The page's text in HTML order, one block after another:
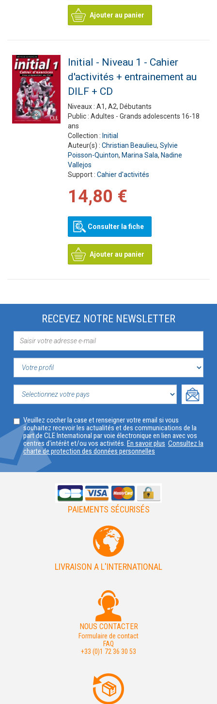
Ajouter au panier
Initial - Niveau 1 - Cahier
d'activités + entrainement au
DILF + CD
Niveaux : A1, A2, Débutants
Public : Adultes - Grands adolescents 16-18
ans
Collection : Initial
Auteur(s) : Christian Beaulieu, Sylvie
Poisson-Quinton, Marina Sala, Nadine
Vallejos
Support : Cahier d'activités
14,80 €
Consulter la fiche
Ajouter au panier
RECEVEZ NOTRE NEWSLETTER
VOTRE
PROFIL
VOTRE
PAYS
Veuillez cocher la case et renseigner votre email si vous
souhaitez recevoir les actualités et des communications de la
part de CLE International par voie électronique en lien avec vos
centres d'intérêt et/ou vos activités. En savoir plus Consultez la
charte de protection des données personnelles
PAIEMENTS SÉCURISÉS
LIVRAISON A L'INTERNATIONAL
NOUS CONTACTER
Formulaire de contact
FAQ
+33 (0)1 72 36 30 53